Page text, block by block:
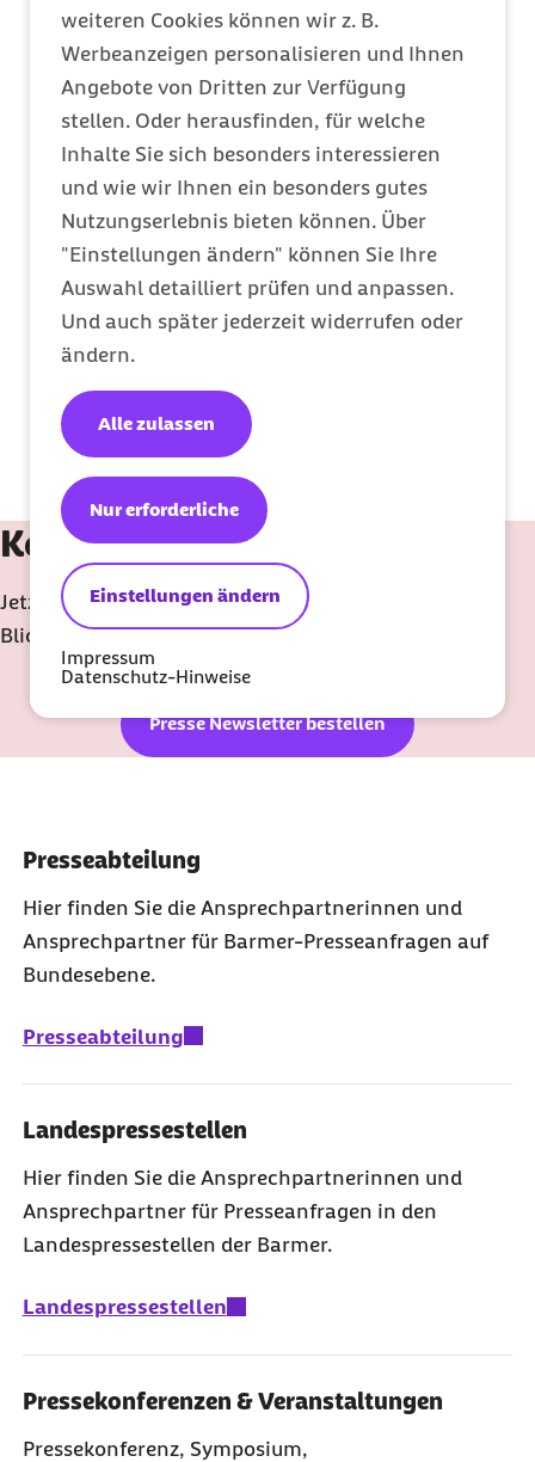
weiteren Cookies können wir z. B.
Werbeanzeigen personalisieren und Ihnen
Angebote von Dritten zur Verfügung
stellen. Oder herausfinden, für welche
Inhalte Sie sich besonders interessieren
und wie wir Ihnen ein besonders gutes
Nutzungserlebnis bieten können. Über
"Einstellungen ändern" können Sie Ihre
Auswahl detailliert prüfen und anpassen.
Und auch später jederzeit widerrufen oder
ändern.
Einstellungen ändern
Nur erforderliche
Alle zulassen
Impressum
Datenschutz-Hinweise
Presseverteiler
Telefon Service
Pressestelle Berlin
Keine Neuigkeit verpassen!
Jetzt den Barmer Presse-Newsletter "Gesundheit im
Blick" abonnieren.
Presse Newsletter bestellen
Presseabteilung
Hier finden Sie die Ansprechpartnerinnen und
Ansprechpartner für Barmer-Presseanfragen auf
Bundesebene.
Presseabteilung
Landespressestellen
Hier finden Sie die Ansprechpartnerinnen und
Ansprechpartner für Presseanfragen in den
Landespressestellen der Barmer.
Landespressestellen
Pressekonferenzen & Veranstaltungen
Pressekonferenz, Symposium,